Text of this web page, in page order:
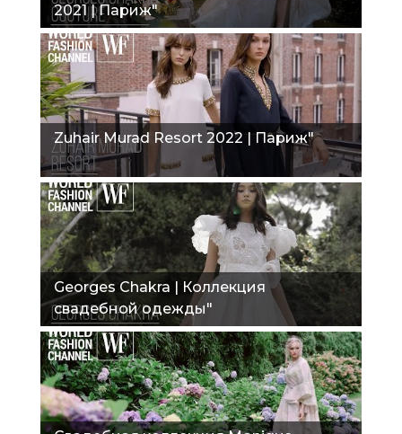
2021 | Париж"
Zuhair Murad Resort 2022 | Париж"
Georges Chakra | Коллекция
свадебной одежды"